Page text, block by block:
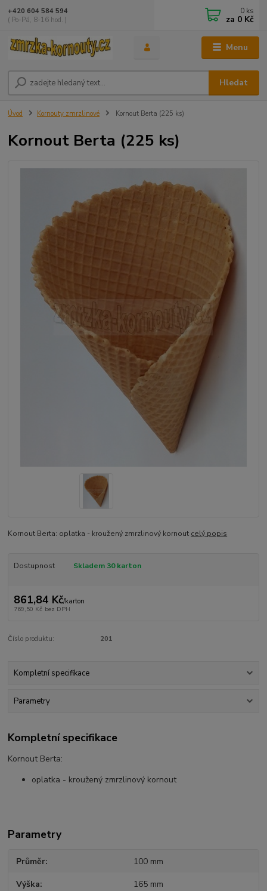
Menu
Hledat
+420 604 584 594
( Po-Pá, 8-16 hod. )
0 ks
za 0 Kč
Úvod Kornouty zmrzlinové Kornout Berta (225 ks)
Kornout Berta (225 ks)
Kornout Berta: oplatka - kroužený zmrzlinový kornout celý popis
Dostupnost Skladem 30 karton
861,84 Kč/karton
769,50 Kč bez DPH
Číslo produktu: 201
Kompletní specifikace
Parametry
Kompletní specifikace
Kornout Berta:
oplatka - kroužený zmrzlinový kornout
Parametry
Průměr 100 mm
Výška 165 mm